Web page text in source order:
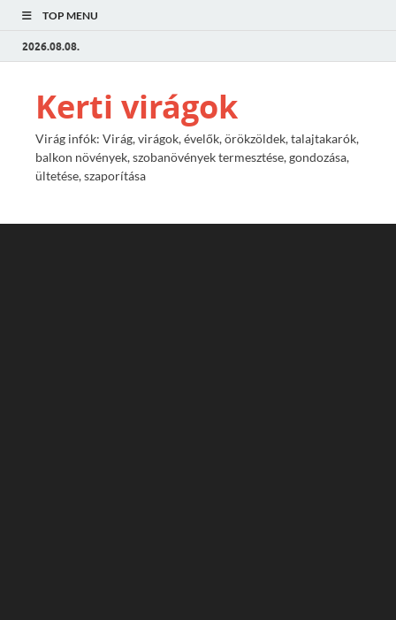
TOP MENU
2026.08.08.
Kerti virágok
Virág infók: Virág, virágok, évelők, örökzöldek, talajtakarók,
balkon növények, szobanövények termesztése, gondozása,
ültetése, szaporítása